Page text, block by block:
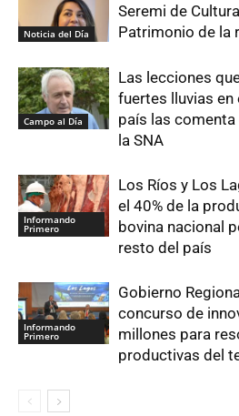
Noticia del Día
Seremi de
Patrimonio de la
Campo al Día
Las lecciones
fuertes lluvias en
país las
la SNA
Informando
Primero
Los Ríos y Los
el 40% de la
bovina nacional
resto del país
Informando
Primero
Gobierno
concurso de
millones para
productivas del